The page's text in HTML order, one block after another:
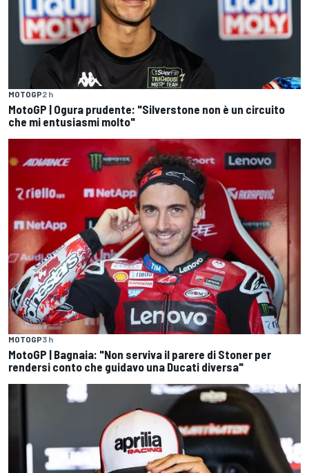
MOTOGP2 h
MotoGP | Ogura prudente: "Silverstone non è un circuito
che mi entusiasmi molto"
MOTOGP3 h
MotoGP | Bagnaia: "Non serviva il parere di Stoner per
rendersi conto che guidavo una Ducati diversa"